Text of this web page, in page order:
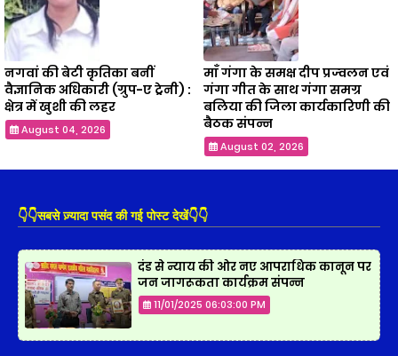
नगवां की बेटी कृतिका बनीं
वैज्ञानिक अधिकारी (ग्रुप-ए ट्रेनी) :
क्षेत्र में खुशी की लहर
August 04, 2026
माँ गंगा के समक्ष दीप प्रज्वलन एवं
गंगा गीत के साथ गंगा समग्र
बलिया की जिला कार्यकारिणी की
बैठक संपन्न
August 02, 2026
👇👇सबसे ज़्यादा पसंद की गई पोस्ट देखें👇👇
दंड से न्याय की ओर नए आपराधिक कानून पर
जन जागरूकता कार्यक्रम संपन्न
11/01/2025 06:03:00 PM